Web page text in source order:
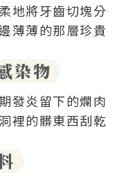
地將牙齒切塊分
薄薄的那層珍貴
染物
發炎留下的爛肉
裡的髒東西刮乾